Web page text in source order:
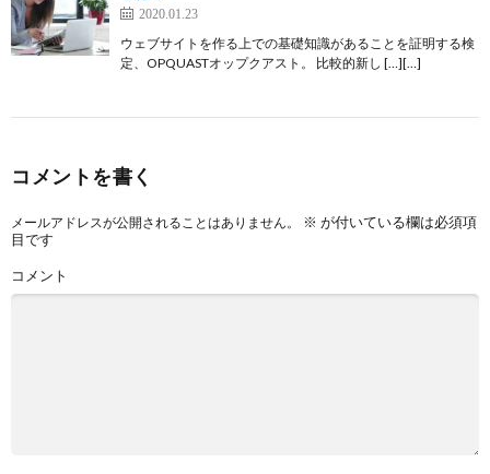
2020.01.23
ウェブサイトを作る上での基礎知識があることを証明する検
定、OPQUASTオップクアスト。 比較的新し […][…]
コメントを書く
メールアドレスが公開されることはありません。 ※ が付いている欄は必須項
目です
コメント